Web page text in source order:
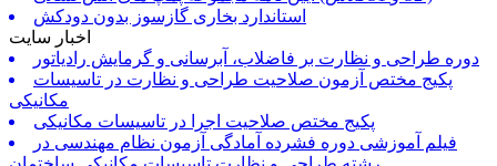
استاندارد بخاری گازسوز بدون دودکش
اخبار سایت
دوره طراحی و نظارت بر فاضلاب، آبرسانی و گرمایش رادیاتور
پکیج مختص آزمون صلاحیت طراحی و نظارت در تاسیسات
مکانیکی
پکیج مختص صلاحیت اجرا در تاسیسات مکانیکی
فیلم آموزشی دوره فشرده آمادگی آزمون نظام مهندسی در